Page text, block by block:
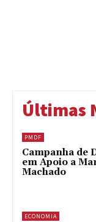
Últimas
PMDF
Campanha de
em Apoio a
Machado
ECONOMIA